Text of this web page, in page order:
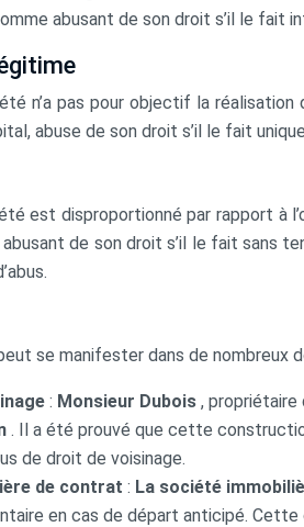
abusant de son droit s’il le fait
n’a pas pour objectif la
abuse de son droit s’il le fait
est disproportionné par rapport à
de son droit s’il le fait sans
se manifester dans de
: Monsieur Dubois , propriétaire
. Il a été prouvé que cette
de droit de voisinage.
de contrat : La société
en cas de départ anticipé.